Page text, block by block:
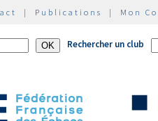
| Publications | Mon
Rechercher un club